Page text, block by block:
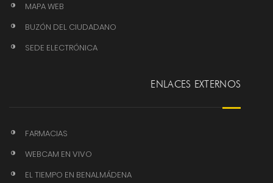
MAPA WEB
BUZÓN DEL CIUDADANO
SEDE ELECTRÓNICA
ENLACES EXTERNOS
FARMACIAS
WEBCAM EN VIVO
EL TIEMPO EN BENALMÁDENA